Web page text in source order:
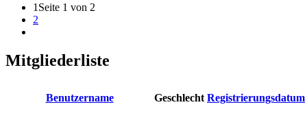
1 Seite 1 von 2
2
Mitgliederliste
Benutzername Geschlecht Registrierungsdatum